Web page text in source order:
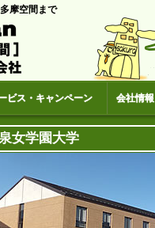
摩空間まで
ビス・キャンペーン 会社情報
女学園大学